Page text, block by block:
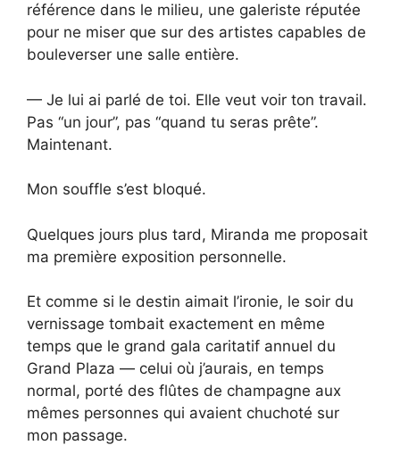
référence dans le milieu, une galeriste réputée
pour ne miser que sur des artistes capables de
bouleverser une salle entière.
— Je lui ai parlé de toi. Elle veut voir ton travail.
Pas “un jour”, pas “quand tu seras prête”.
Maintenant.
Mon souffle s’est bloqué.
Quelques jours plus tard, Miranda me proposait
ma première exposition personnelle.
Et comme si le destin aimait l’ironie, le soir du
vernissage tombait exactement en même
temps que le grand gala caritatif annuel du
Grand Plaza — celui où j’aurais, en temps
normal, porté des flûtes de champagne aux
mêmes personnes qui avaient chuchoté sur
mon passage.